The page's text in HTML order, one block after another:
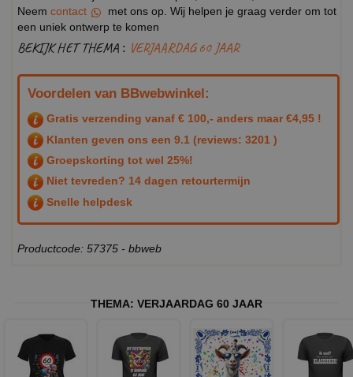
Neem contact
met ons op. Wij helpen je graag verder om tot
een uniek ontwerp te komen
BEKIJK HET THEMA : VERJAARDAG 60 JAAR
Voordelen van BBwebwinkel:
Gratis verzending vanaf € 100,- anders maar €4,95 !
Klanten geven ons een 9.1 (reviews: 3201 )
Groepskorting tot wel 25%!
Niet tevreden? 14 dagen retourtermijn
Snelle helpdesk
Productcode: 57375 - bbweb
THEMA: VERJAARDAG 60 JAAR